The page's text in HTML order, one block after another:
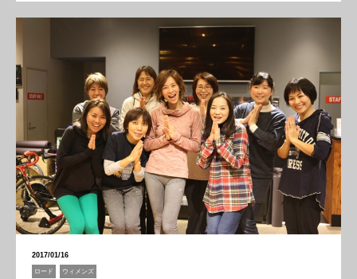
2017/01/16
ロード ウィメンズ